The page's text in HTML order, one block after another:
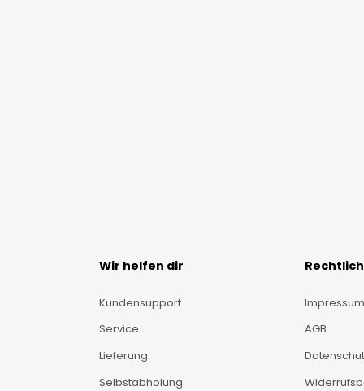
Wir helfen dir
Kundensupport
Service
Lieferung
Selbstabholung
Impressum
AGB